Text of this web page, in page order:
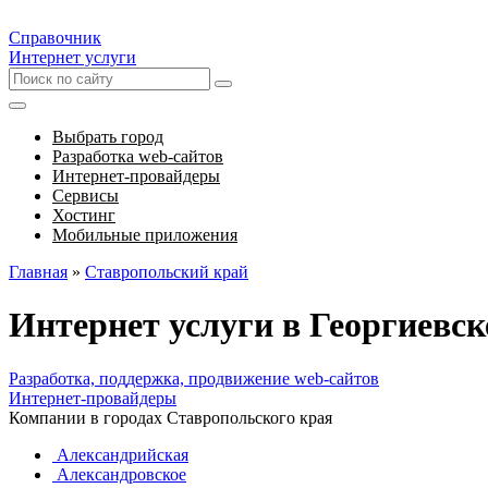
Справочник
Интернет услуги
Выбрать город
Разработка web-сайтов
Интернет-провайдеры
Сервисы
Хостинг
Мобильные приложения
Главная » Ставропольский край
Интернет услуги в
Разработка, поддержка, продвижение web-сайтов
Интернет-провайдеры
Компании в городах Ставропольского края
Александрийская
Александровское